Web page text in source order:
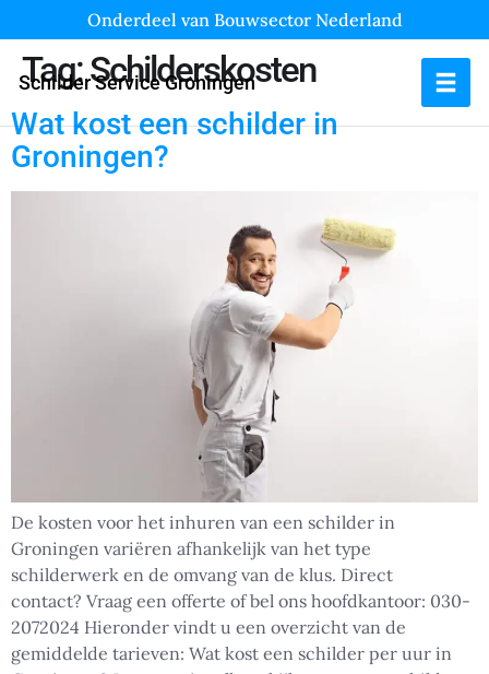
Onderdeel van Bouwsector Nederland
Schilder Service Groningen
Tag:Schilderskosten
Wat kost een schilder in
Groningen?
De kosten voor het inhuren van een schilder in
Groningen variëren afhankelijk van het type
schilderwerk en de omvang van de klus. Direct
contact? Vraag een offerte of bel ons hoofdkantoor: 030-
2072024 Hieronder vindt u een overzicht van de
gemiddelde tarieven: Wat kost een schilder per uur in